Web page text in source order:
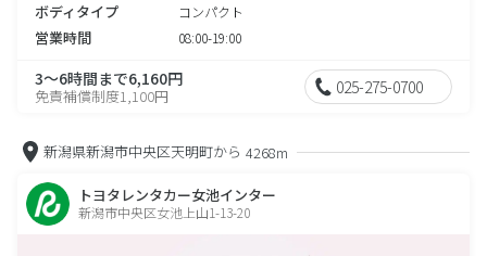
ボディタイプ コンパクト
営業時間 08:00-19:00
3～6時間まで6,160円
免責補償制度1,100円 025-275-0700
新潟県新潟市中央区天明町から 4268m
トヨタレンタカー女池インター
新潟市中央区女池上山1-13-20